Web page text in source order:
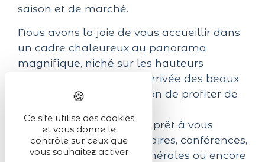
saison et de marché.
Nous avons la joie de vous accueillir dans
un cadre chaleureux au panorama
magnifique, niché sur les hauteurs
d’Ammerschwihr. Dès l'arrivée des beaux
jours, vous aurez l'occasion de profiter de
Par ailleurs, l’Almaric est prêt à vous
accueillir pour vos séminaires, conférences,
réunions, assemblées générales ou encore
Ce site utilise des cookies
et vous donne le
contrôle sur ceux que
vous souhaitez activer